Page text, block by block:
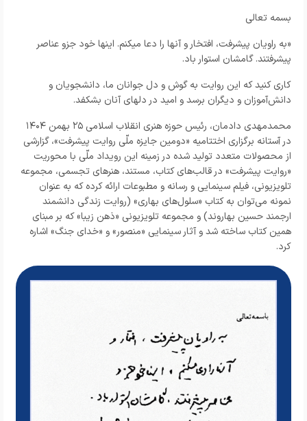
بسمه تعالی
«به راویان پیشرفت، افتخار و آنها را دعا میکنم. اینها خود جزو عناصر
پیشرفتند. گامشان استوار باد.
کاری کنید که این روایت به گوش و دل جوانان ما، دانشجویان و
دانش‌آموزان و دیگران برسد و امید در دلهای آنان بشکفد.
محمدمهدی دادمان، رئیس حوزه هنری انقلاب اسلامی ۲۵ بهمن ۱۴۰۴
در آستانه برگزاری اختتامیه «دومین جایزه ملّی روایت پیشرفت»، گزارشی
از محصولات متعدد تولید شده در زمینه این رویداد ملّی با محوریت
«روایت پیشرفت» در قالب‌های کتاب، مستند، هنرهای تجسمی، مجموعه‌
تلویزیونی، فیلم سینمایی و رسانه و مطبوعات ارائه کرده که به عنوان
نمونه می‌توان به کتاب «سلول‌های بهاری» (روایت زندگی دانشمند
ارجمند حسین بهاروند) و مجموعه تلویزیونی «ذهن زیبا» که بر مبنای
همین کتاب ساخته شد و آثار سینمایی «منصور» و «خدای جنگ» اشاره
کرد.